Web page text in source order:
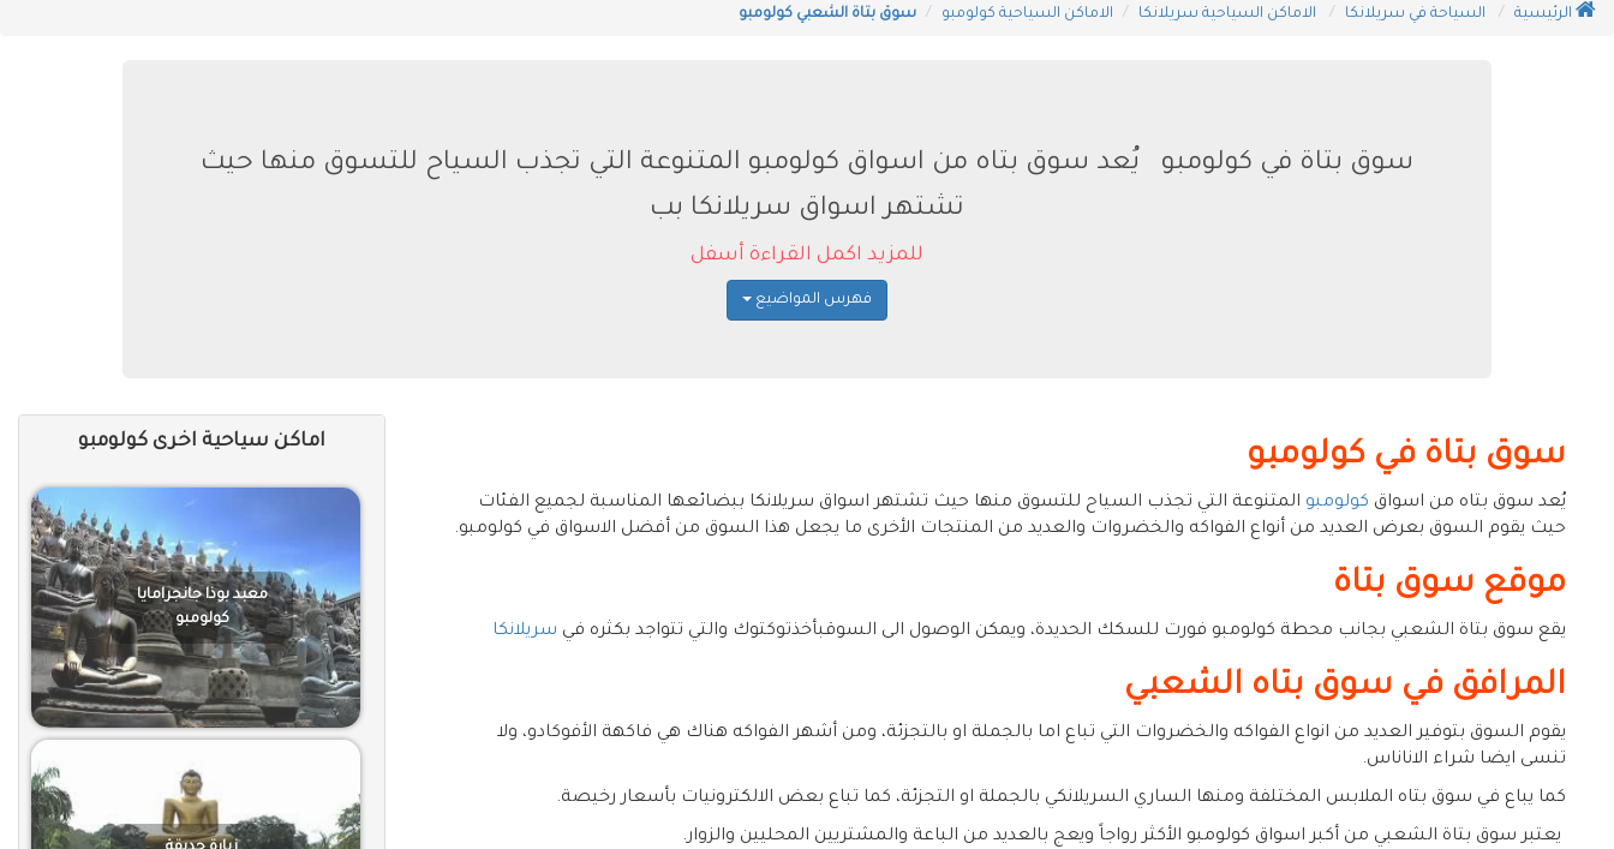
الرئيسية السياحة في سريلانكا الاماكن السياحية سريلانكا الاماكن السياحية كولومبو سوق بتاة الشعبي كولومبو
سوق بتاة في كولومبو يُعد سوق بتاه من اسواق كولومبو المتنوعة التي تجذب السياح للتسوق منها حيث
تشتهر اسواق سريلانكا بب
للمزيد اكمل القراءة أسفل
فهرس المواضيع
سوق بتاة في كولومبو
يُعد سوق بتاه من اسواق كولومبو المتنوعة التي تجذب السياح للتسوق منها حيث تشتهر اسواق سريلانكا ببضائعها المناسبة لجميع الفئات
حيث يقوم السوق بعرض العديد من أنواع الفواكه والخضروات والعديد من المنتجات الأخرى ما يجعل هذا السوق من أفضل الاسواق في كولومبو.
موقع سوق بتاة
يقع سوق بتاة الشعبي بجانب محطة كولومبو فورت للسكك الحديدة، ويمكن الوصول الى السوقبأخذتوكتوك والتي تتواجد بكثره في سريلانكا
المرافق في سوق بتاه الشعبي
يقوم السوق بتوفير العديد من انواع الفواكه والخضروات التي تباع اما بالجملة او بالتجزئة، ومن أشهر الفواكه هناك هي فاكهة الأفوكادو، ولا
تنسى ايضا شراء الاناناس.
كما يباع في سوق بتاه الملابس المختلفة ومنها الساري السريلانكي بالجملة او التجزئة، كما تباع بعض الالكترونيات بأسعار رخيصة.
يعتبر سوق بتاة الشعبي من أكبر اسواق كولومبو الأكثر رواجاً ويعج بالعديد من الباعة والمشتريين المحليين والزوار.
اماكن سياحية اخرى كولومبو
معبد بوذا جانجرامايا
كولومبو